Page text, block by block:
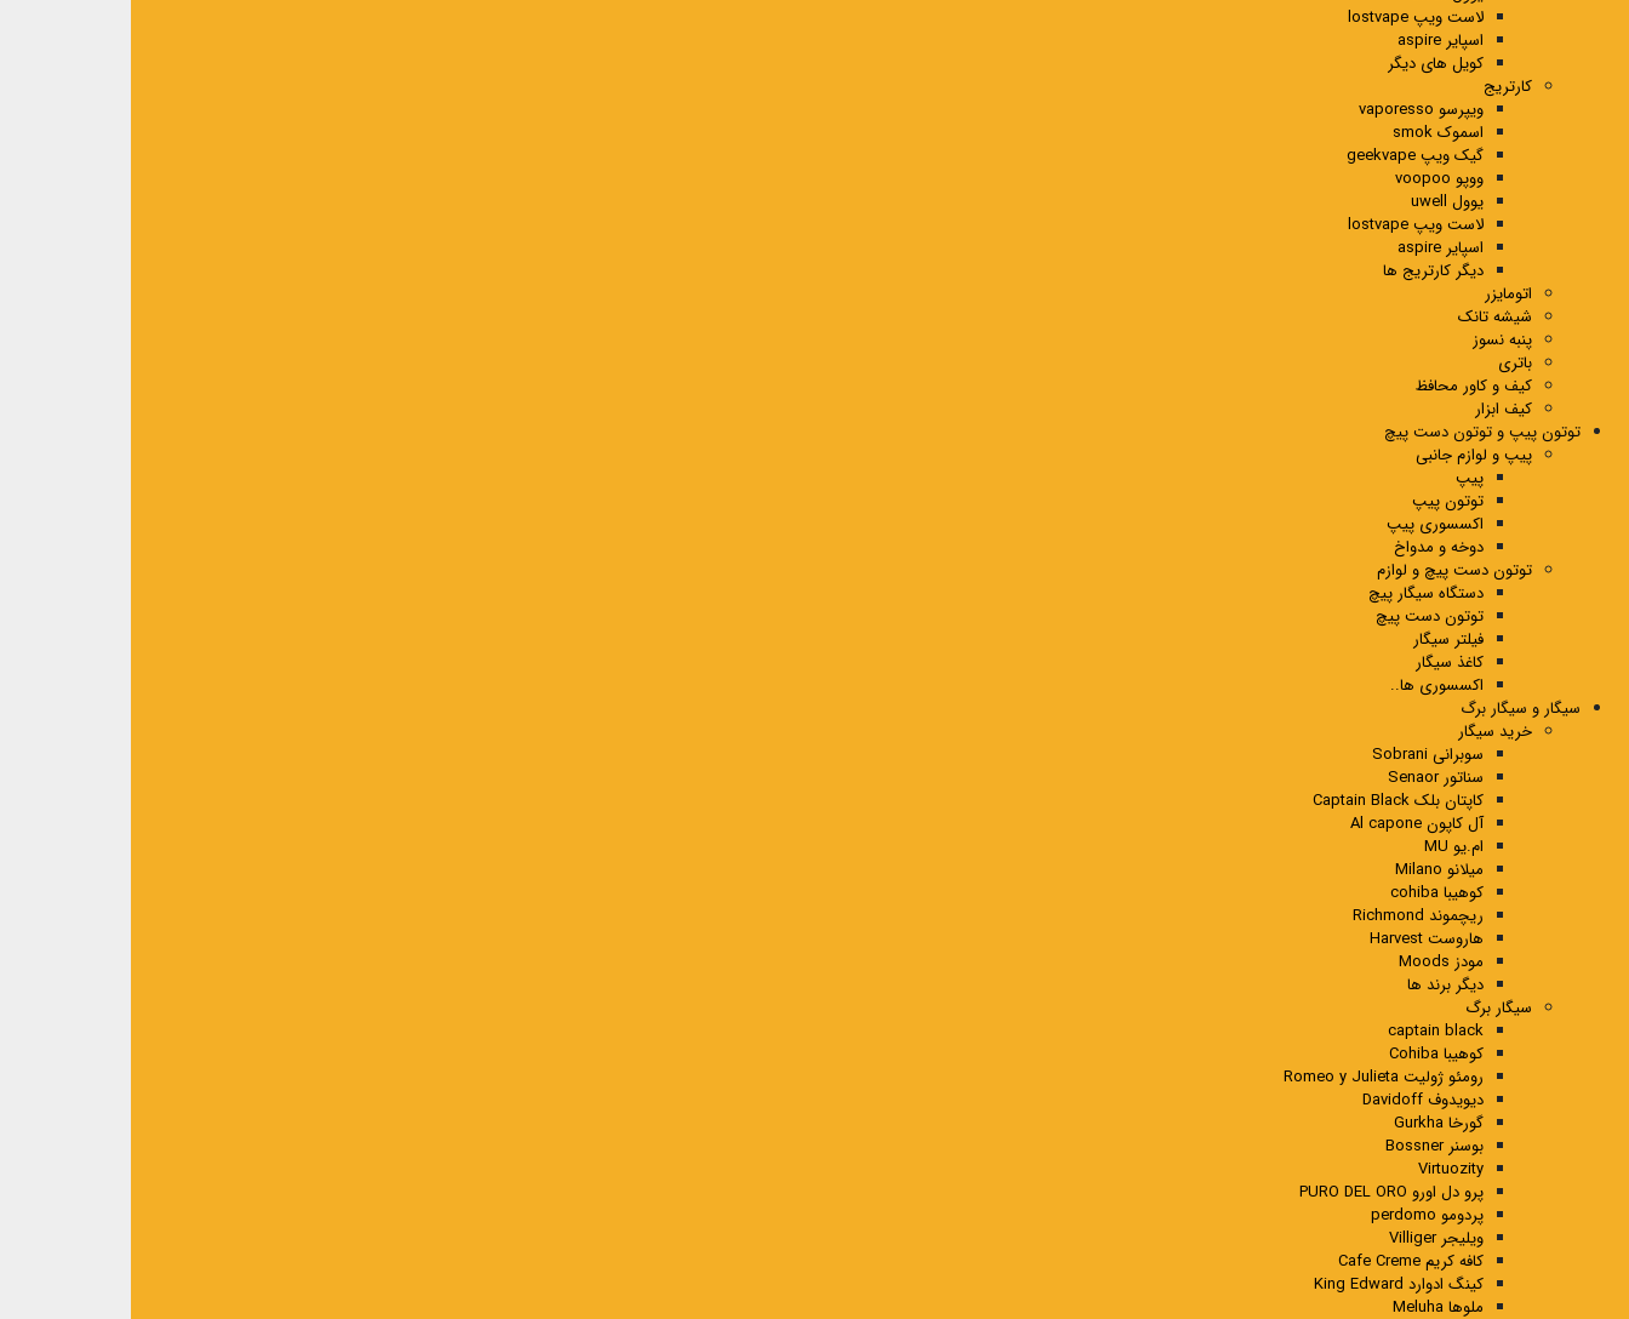
لاست ویپ lostvape
اسپایر aspire
کویل های دیگر
کارتریج
ویپرسو vaporesso
اسموک smok
گیک ویپ geekvape
ووپو voopoo
یوول uwell
لاست ویپ lostvape
اسپایر aspire
دیگر کارتریج ها
اتومایزر
شیشه تانک
پنبه نسوز
باتری
کیف و کاور محافظ
کیف ابزار
توتون پیپ و توتون دست پیچ
پیپ و لوازم جانبی
پیپ
توتون پیپ
اکسسوری پیپ
دوخه و مدواخ
توتون دست پیچ و لوازم
دستگاه سیگار پیچ
توتون دست پیچ
فیلتر سیگار
کاغذ سیگار
اکسسوری ها..
سیگار و سیگار برگ
خرید سیگار
سوبرانی Sobrani
سناتور Senaor
کاپتان بلک Captain Black
آل کاپون Al capone
ام.یو MU
میلانو Milano
کوهیبا cohiba
ریچموند Richmond
هاروست Harvest
مودز Moods
دیگر برند ها
سیگار برگ
captain black
کوهیبا Cohiba
رومئو ژولیت Romeo y Julieta
دیویدوف Davidoff
گورخا Gurkha
بوسنر Bossner
Virtuozity
پرو دل اورو PURO DEL ORO
پردومو perdomo
ویلیجر Villiger
کافه کریم Cafe Creme
کینگ ادوارد King Edward
ملوها Meluha